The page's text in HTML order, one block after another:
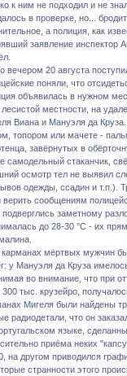
к ним не подходил и не
в проверке, но...
а полиция, как
заявление инспектор
20 августа
поняли, что
объявилась в нужном
местности, на
Виана и Мануэля да
топором или мачете -
завёрнутых в
самодельный стаканчик,
осмотр тел не выявил
одежды, ссадин и т.п.).
верить сообщениям
подверглись заметному
до 28-30 °С - их
мёртвых мужчин
у Мануэля да Круза
во внимание, что при
тыс. крузейро,
Мигеля были найдены
радиодетали, что он
языке,
приёма неких
на другом приводился
странности этого